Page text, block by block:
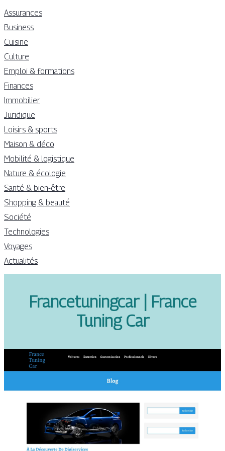
Assurances
Business
Cuisine
Culture
Emploi & formations
Finances
Immobilier
Juridique
Loisirs & sports
Maison & déco
Mobilité & logistique
Nature & écologie
Santé & bien-être
Shopping & beauté
Société
Technologies
Voyages
Actualités
Fran­cetu­ningcar | France
Tuning Car